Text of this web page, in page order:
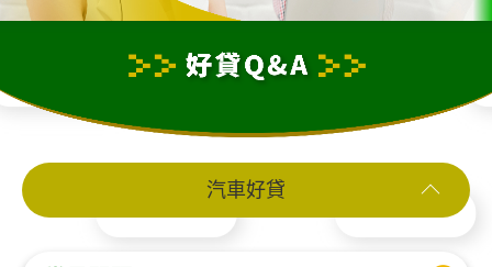
二胎房屋好貸
好貸Q&A
汽車好貸